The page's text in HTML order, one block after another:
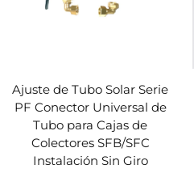
Ajuste de Tubo Solar Serie
PF Conector Universal de
Tubo para Cajas de
Colectores SFB/SFC
Instalación Sin Giro